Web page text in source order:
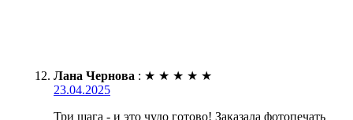
Лана Чернова : ★ ★ ★ ★ ★
23.04.2025
Три шага - и это чудо готово! Заказала фотопечать